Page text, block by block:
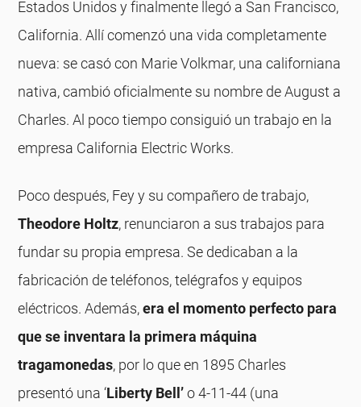
Estados Unidos y finalmente llegó a San Francisco,
California. Allí comenzó una vida completamente
nueva: se casó con Marie Volkmar, una californiana
nativa, cambió oficialmente su nombre de August a
Charles. Al poco tiempo consiguió un trabajo en la
empresa California Electric Works.
Poco después, Fey y su compañero de trabajo,
Theodore Holtz, renunciaron a sus trabajos para
fundar su propia empresa. Se dedicaban a la
fabricación de teléfonos, telégrafos y equipos
eléctricos. Además,era el momento perfecto para
que se inventara la primera máquina
tragamonedas, por lo que en 1895 Charles
presentó una ‘Liberty Bell’o 4-11-44 (una